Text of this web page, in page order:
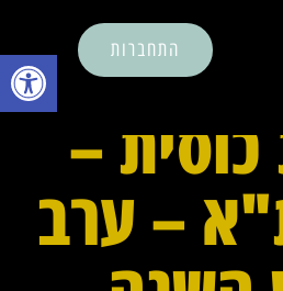
פתח התחברות
–
– ערב